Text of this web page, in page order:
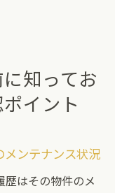
知ってお
イント
ンテナンス状況
はその物件のメ